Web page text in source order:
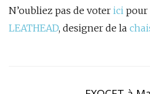
N’oubliez pas de voter ici pour
LEATHEAD,‬ designer de la